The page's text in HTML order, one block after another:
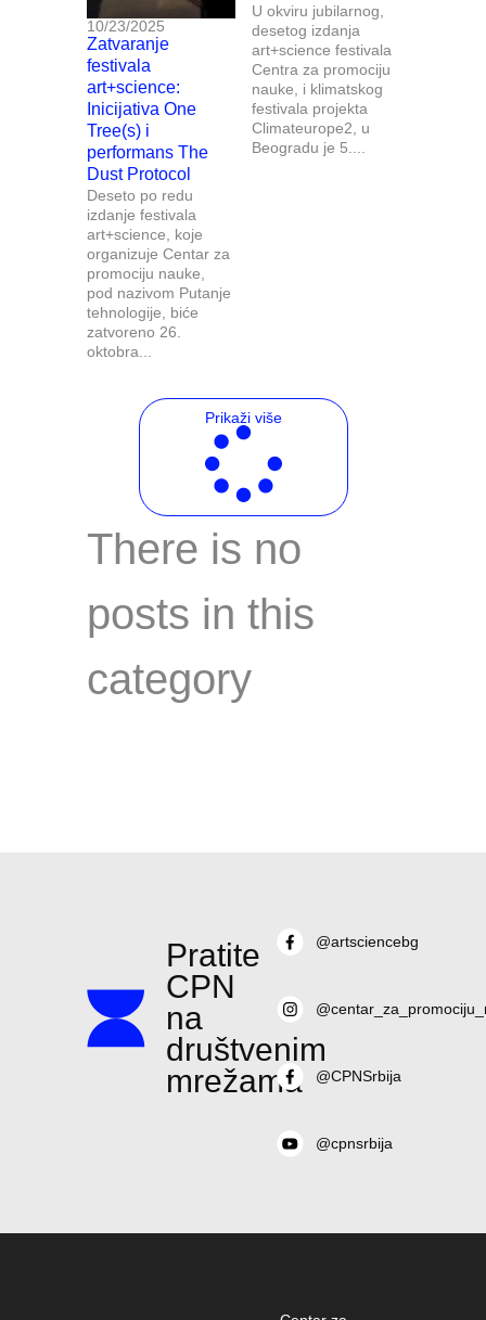
10/23/2025
Zatvaranje
festivala
art+science:
Inicijativa One
Tree(s) i
performans The
Dust Protocol
Deseto po redu
izdanje festivala
art+science, koje
organizuje Centar za
promociju nauke,
pod nazivom Putanje
tehnologije, biće
zatvoreno 26.
oktobra...
U okviru jubilarnog,
desetog izdanja
art+science festivala
Centra za promociju
nauke, i klimatskog
festivala projekta
Climateurope2, u
Beogradu je 5....
Prikaži više
There is no
posts in this
category
Pratite
CPN
na
društvenim
mrežama
@artsciencebg
@CPNSrbija
@cpnsrbija